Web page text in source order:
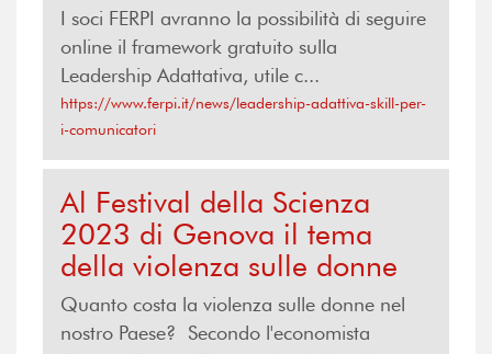
I soci FERPI avranno la possibilità di seguire
online il framework gratuito sulla
Leadership Adattativa, utile c...
https://www.ferpi.it/news/leadership-adattiva-skill-per-
i-comunicatori
Al Festival della Scienza
2023 di Genova il tema
della violenza sulle donne
Quanto costa la violenza sulle donne nel
nostro Paese? Secondo l'economista